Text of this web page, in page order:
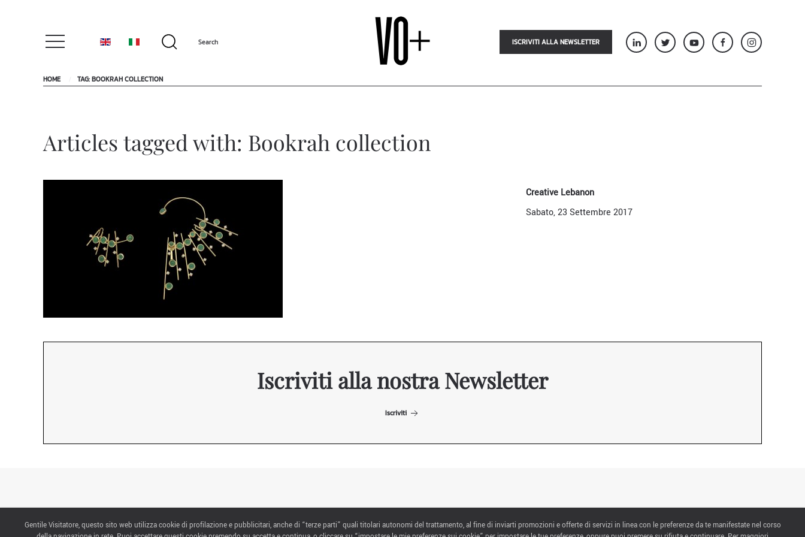
ISCRIVITI ALLA NEWSLETTER
HOME TAG: BOOKRAH COLLECTION
Articles tagged with: Bookrah collection
Creative Lebanon
Sabato, 23 Settembre 2017
Iscriviti alla nostra Newsletter
Iscriviti
CONTATTI
Via Emilia 155, 47921 Rimini,
Gentile Visitatore, questo sito web utilizza cookie di profilazione e pubblicitari, anche di “terze parti” quali titolari autonomi del trattamento, al fine di inviarti promozioni e offerte di servizi in linea con le preferenze da te manifestate nel corso